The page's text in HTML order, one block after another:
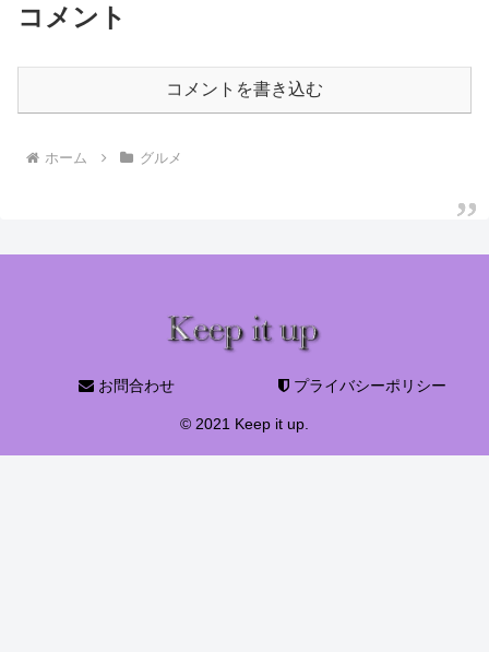
コメント
コメントを書き込む
ホーム グルメ
お問合わせ プライバシーポリシー
© 2021 Keep it up.